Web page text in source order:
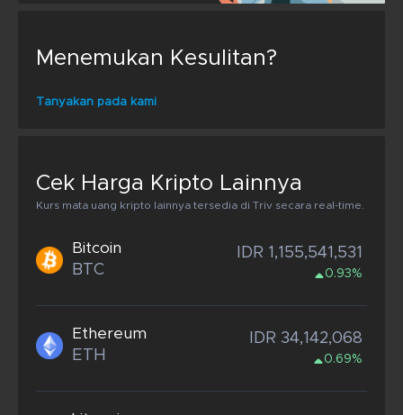
Menemukan Kesulitan?
Tanyakan pada kami
Cek Harga Kripto Lainnya
Kurs mata uang kripto lainnya tersedia di Triv secara real-time.
Bitcoin
BTC
IDR 1,155,541,531
0.93%
Ethereum
ETH
IDR 34,142,068
0.69%